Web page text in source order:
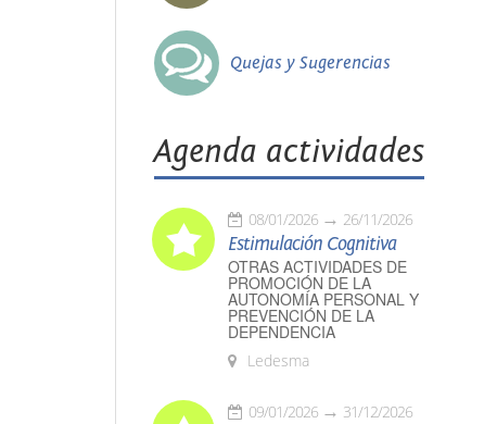
Quejas y Sugerencias
Agenda actividades
08/01/2026 26/11/2026
Estimulación Cognitiva
OTRAS ACTIVIDADES DE
PROMOCIÓN DE LA
AUTONOMÍA PERSONAL Y
PREVENCIÓN DE LA
DEPENDENCIA
Ledesma
09/01/2026 31/12/2026